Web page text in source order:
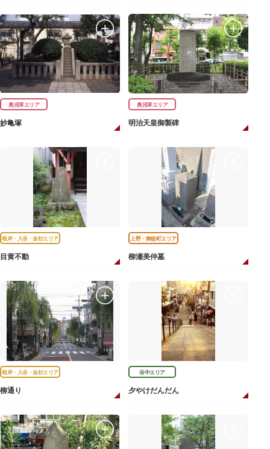
奥浅草エリア
妙亀塚
奥浅草エリア
明治天皇御製碑
根岸・入谷・金杉エリア
目黄不動
上野・御徒町エリア
柳瀬美仲墓
根岸・入谷・金杉エリア
柳通り
谷中エリア
夕やけだんだん